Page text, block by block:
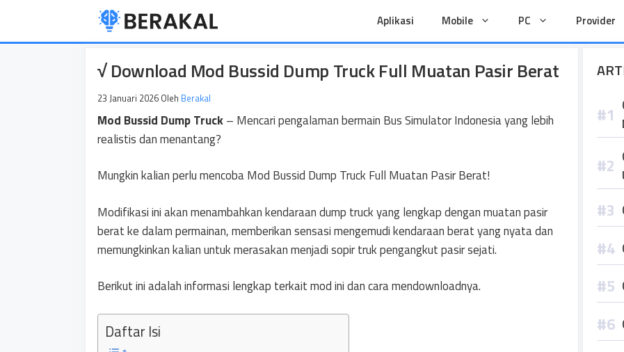
isi
Aplikasi Mobile PC Provider
√ Download Mod Bussid Dump Truck Full Muatan Pasir Berat
23 Januari 2026 Oleh Berakal
Mod Bussid Dump Truck– Mencari pengalaman bermain Bus Simulator Indonesia yang lebih
realistis dan menantang?
Mungkin kalian perlu mencoba Mod Bussid Dump Truck Full Muatan Pasir Berat!
Modifikasi ini akan menambahkan kendaraan dump truck yang lengkap dengan muatan pasir
berat ke dalam permainan, memberikan sensasi mengemudi kendaraan berat yang nyata dan
memungkinkan kalian untuk merasakan menjadi sopir truk pengangkut pasir sejati.
Berikut ini adalah informasi lengkap terkait mod ini dan cara mendownloadnya.
Daftar Isi